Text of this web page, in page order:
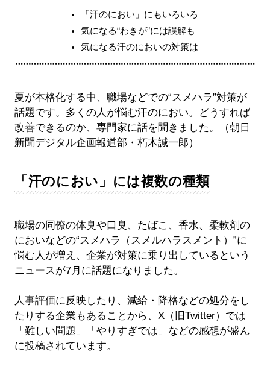
「汗のにおい」にもいろいろ
気になる“わきが”には誤解も
気になる汗のにおいの対策は
夏が本格化する中、職場などでの“スメハラ”対策が
話題です。多くの人が悩む汗のにおい。どうすれば
改善できるのか、専門家に話を聞きました。（朝日
新聞デジタル企画報道部・朽木誠一郎）
「汗のにおい」には複数の種類
職場の同僚の体臭や口臭、たばこ、香水、柔軟剤の
においなどの“スメハラ（スメルハラスメント）”に
悩む人が増え、企業が対策に乗り出しているという
ニュースが7月に話題になりました。
人事評価に反映したり、減給・降格などの処分をし
たりする企業もあることから、X（旧Twitter）では
「難しい問題」「やりすぎでは」などの感想が盛ん
に投稿されています。